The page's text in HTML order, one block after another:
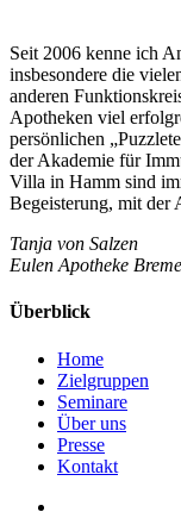
Seit 2006 kenne ich
insbesondere die
anderen
Apotheken viel
persönlichen
der Akademie für
Villa in Hamm sind
Begeisterung, mit der
Tanja von Salzen
Eulen Apotheke
Überblick
Home
Zielgruppen
Seminare
Über uns
Presse
Kontakt